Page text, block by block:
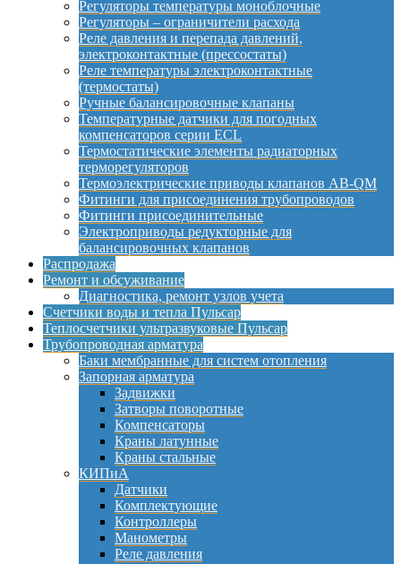
Регуляторы температуры моноблочные
Регуляторы – ограничители расхода
Реле давления и перепада давлений,
электроконтактные (прессостаты)
Реле температуры электроконтактные
(термостаты)
Ручные балансировочные клапаны
Температурные датчики для погодных
компенсаторов серии ECL
Термостатические элементы радиаторных
терморегуляторов
Термоэлектрические приводы клапанов AB-QM
Фитинги для присоединения трубопроводов
Фитинги присоединительные
Электроприводы редукторные для
балансировочных клапанов
Распродажа
Ремонт и обсуживание
Диагностика, ремонт узлов учета
Счетчики воды и тепла Пульсар
Теплосчетчики ультразвуковые Пульсар
Трубопроводная арматура
Баки мембранные для систем отопления
Запорная арматура
Задвижки
Затворы поворотные
Компенсаторы
Краны латунные
Краны стальные
КИПиА
Датчики
Комплектующие
Контроллеры
Манометры
Реле давления